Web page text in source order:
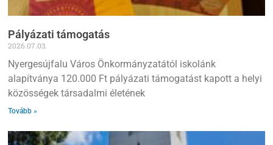
Pályázati támogatás
2026.07.03.
Nyergesújfalu Város Önkormányzatától iskolánk
alapítványa 120.000 Ft pályázati támogatást kapott a helyi
közösségek társadalmi életének
Tovább »